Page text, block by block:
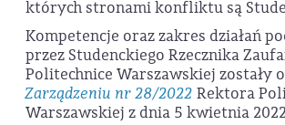
których stronami konfliktu są
Kompetencje oraz zakres działań
przez Studenckiego Rzecznika
Politechnice Warszawskiej zostały
Zarządzeniu nr 28/2022 Rektora
Warszawskiej z dnia 5 kwietnia